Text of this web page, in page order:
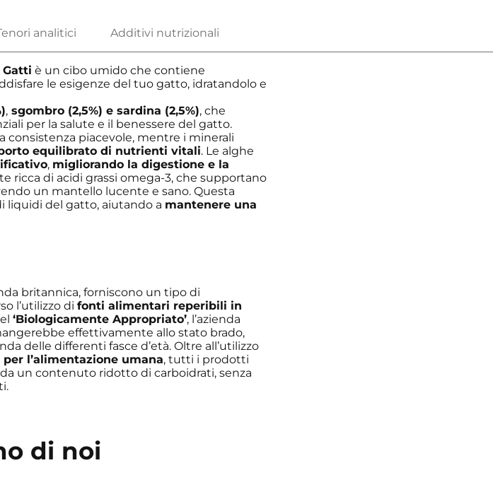
Gatti è un cibo umido che contiene
le esigenze del tuo gatto, idratandolo e
, sgombro (2,5%) e sardina (2,5%), che
per la salute e il benessere del gatto.
consistenza piacevole, mentre i minerali
equilibrato di nutrienti vitali. Le alghe
, migliorando la digestione e la
ricca di acidi grassi omega-3, che supportano
un mantello lucente e sano. Questa
liquidi del gatto, aiutando a mantenere una
britannica, forniscono un tipo di
l’utilizzo difonti alimentari reperibili in
‘Biologicamente Appropriato’, l’azienda
effettivamente allo stato brado,
delle differenti fasce d’età. Oltre all’utilizzo
l’alimentazione umana, tutti i prodotti
un contenuto ridotto di carboidrati, senza
di noi